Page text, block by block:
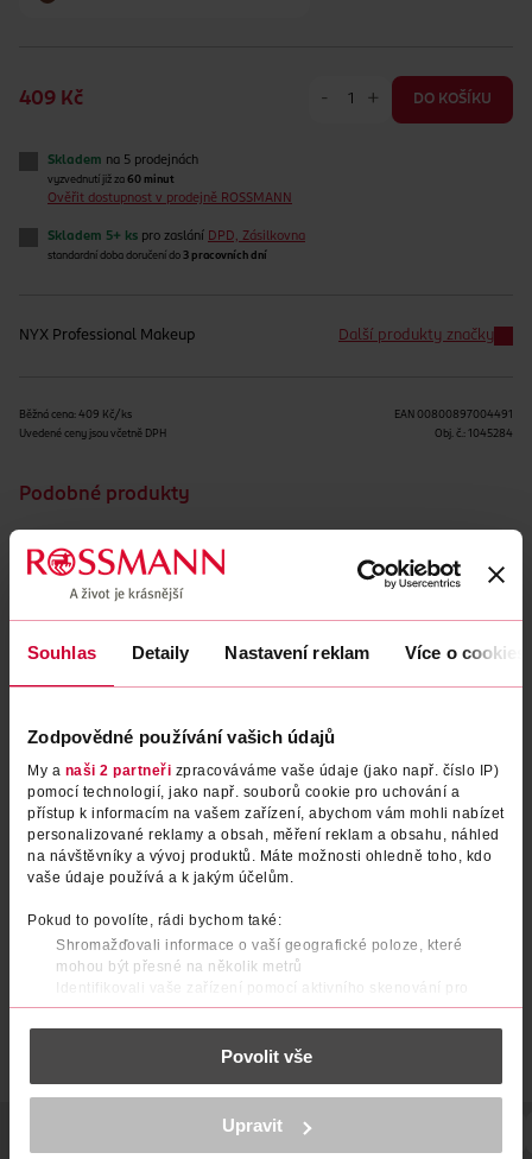
Souhlas Detaily Nastavení reklam Více o cookies
Zodpovědné používání vašich údajů
My a naši 2 partneři zpracováváme vaše údaje (jako např. číslo IP)
pomocí technologií, jako např. souborů cookie pro uchování a
přístup k informacím na vašem zařízení, abychom vám mohli nabízet
personalizované reklamy a obsah, měření reklam a obsahu, náhled
na návštěvníky a vývoj produktů. Máte možnosti ohledně toho, kdo
vaše údaje používá a k jakým účelům.
Pokud to povolíte, rádi bychom také:
Shromažďovali informace o vaší geografické poloze, které
mohou být přesné na několik metrů
Identifikovali vaše zařízení pomocí aktivního skenování pro
konkrétní charakteristiky (otisk prstu)
Zjistěte více o tom, jak zpracováváme vaše osobní údaje, a nastavte
části s podrobnostmi . Svůj souhlas můžete kdykoliv
K provozu stránek, personalizaci obsahu a reklam, funkcí sociálních
médií, analýze návštěvnosti, které mohou nést osobní údaje.
Více najdete vprohlášení o ochraně osobních údajů.
Povolit vše
Upravit
409 Kč - + DO KOŠÍKU
Skladem na 5 prodejnách
vyzvednutí již za 60 minut
Ověřit dostupnost v prodejně ROSSMANN
Skladem 5+ ks pro zaslání DPD, Zásilkovna
standardní doba doručení do 3 pracovních dní
NYX Professional Makeup Další produkty značky
Běžná cena: 409 Kč/ks
Uvedené ceny jsou včetně DPH
EAN 00800897004491
Obj. č.: 1045284
Podobné produkty
Fix na obočí Lift&Snatch 06
NYX Professional Makeup 1 ks
DO KOŠÍKU
Fix na obočí Lift&Snatch 07
DO KOŠÍKU
POČET NÁZEV VÝROBCE/DODAVATELE